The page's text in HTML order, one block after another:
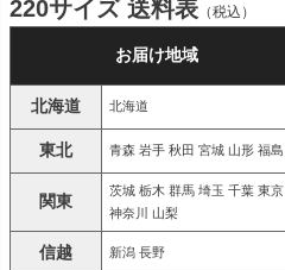
220サイズ 送料表 （税込）
お届け地域
北海道 北海道
東北 青森 岩手 秋田 宮城 山形 福島
関東
茨城 栃木 群馬 埼玉 千葉 東京
神奈川 山梨
信越 新潟 長野